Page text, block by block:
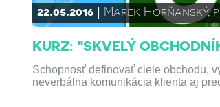
22.05.2016 Marek Horňanský,
KURZ: "SKVELÝ
Schopnosť definovať ciele obchodu,
neverbálna komunikácia klienta aj